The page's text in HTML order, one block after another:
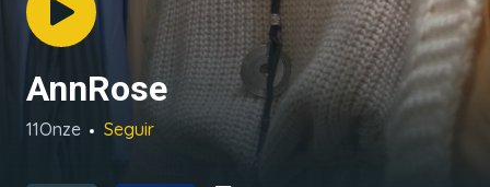
AnnRose
11Onze Seguir